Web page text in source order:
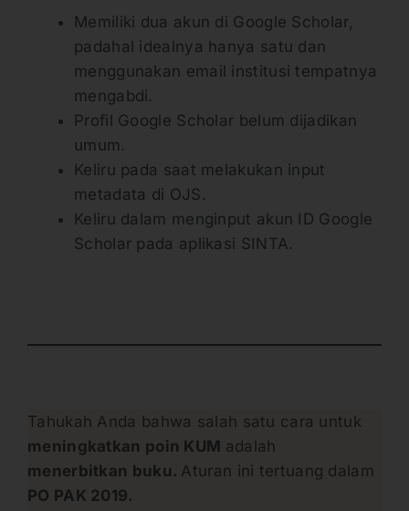
Memiliki dua akun di Google Scholar,
padahal idealnya hanya satu dan
menggunakan email institusi tempatnya
mengabdi.
Profil Google Scholar belum dijadikan
umum.
Keliru pada saat melakukan input
metadata di OJS.
Keliru dalam menginput akun ID Google
Scholar pada aplikasi SINTA.
Tahukah Anda bahwa salah satu cara untuk
meningkatkan poin KUM adalah
menerbitkan buku. Aturan ini tertuang dalam
PO PAK 2019.